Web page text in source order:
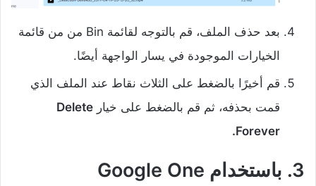
بعد حذف الملف، قم بالتوجه لقائمة Bin من من قائمة
الخيارات الموجودة في يسار الواجهة أيضًا.
قم أخيرًا بالضغط على الثلاث نقاط عند الملف الذي
قمت بحذفه، ثم قم بالضغط على خيار Delete
Forever.
3. باستخدام Google One